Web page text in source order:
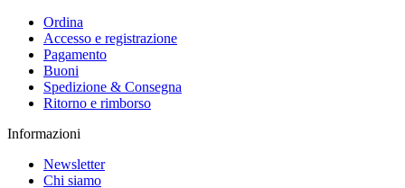
Ordina
Accesso e registrazione
Pagamento
Buoni
Spedizione & Consegna
Ritorno e rimborso
Informazioni
Newsletter
Chi siamo